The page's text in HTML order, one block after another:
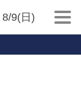
8/9(日)